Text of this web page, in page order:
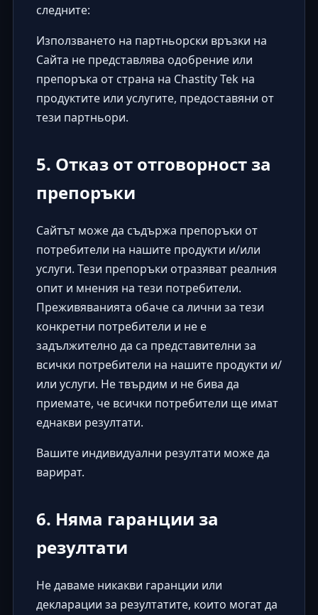
следните:
Използването на партньорски връзки на
Сайта не представлява одобрение или
препоръка от страна на Chastity Tek на
продуктите или услугите, предоставяни от
тези партньори.
5. Отказ от отговорност за
препоръки
Сайтът може да съдържа препоръки от
потребители на нашите продукти и/или
услуги. Тези препоръки отразяват реалния
опит и мнения на тези потребители.
Преживяванията обаче са лични за тези
конкретни потребители и не е
задължително да са представителни за
всички потребители на нашите продукти и/
или услуги. Не твърдим и не бива да
приемате, че всички потребители ще имат
еднакви резултати.
Вашите индивидуални резултати може да
варират.
6. Няма гаранции за
резултати
Не даваме никакви гаранции или
декларации за резултатите, които могат да